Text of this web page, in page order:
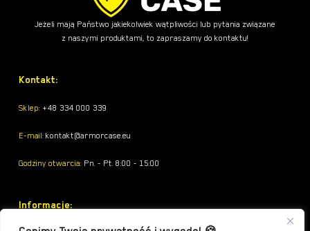
Jeżeli mają Państwo jakiekolwiek wątpliwości lub pytania związane
z naszymi produktami, to zapraszamy do kontaktu!
Kontakt:
Sklep: +48 334 000 339
E-mail: kontakt@armorcase.eu
Godziny otwarcia: Pn. - Pt. 8:00 - 15:00
Informacje: